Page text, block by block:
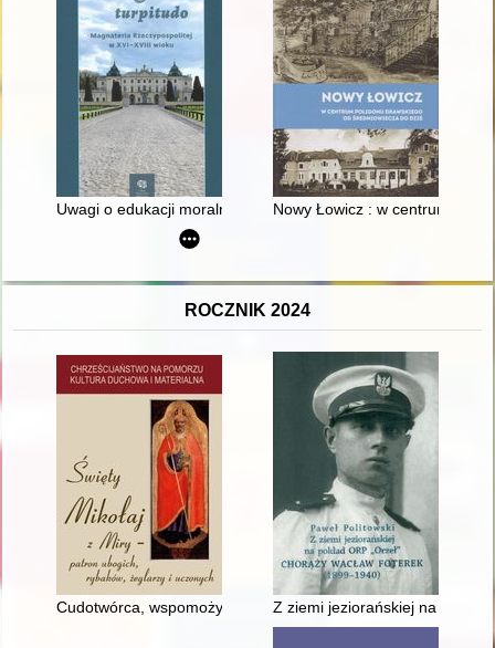
Uwagi o edukacji moralnej synów szlacheckich w XVI-
Nowy Łowicz : w centrum
ROCZNIK 2024
Cudotwórca, wspomożyciel, darczyńca : wybrane aspekty
Z ziemi jeziorańskiej na pokład